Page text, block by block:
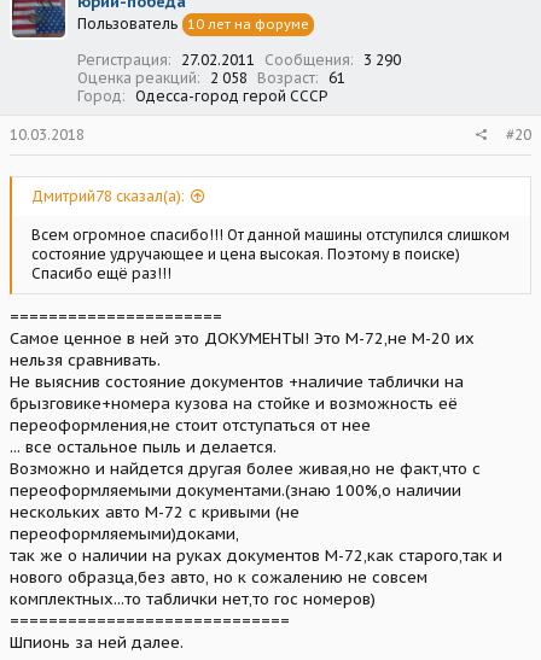
Пользователь 10 лет на форуме
Регистрация 27.02.2011 Сообщения
3 290
Оценка реакций
2 058 Возраст
61
Город
Одесса-город герой СССР
10.03.2018 #20
Дмитрий78 сказал(а):
Всем огромное спасибо!!! От данной машины отступился слишком
состояние удручающее и цена высокая. Поэтому в поиске)
Спасибо ещё раз!!!
======================
Самое ценное в ней это ДОКУМЕНТЫ! Это М-72,не М-20 их
нельзя сравнивать.
Не выяснив состояние документов +наличие таблички на
брызговике+номера кузова на стойке и возможность её
переоформления,не стоит отступаться от нее
... все остальное пыль и делается.
Возможно и найдется другая более живая,но не факт,что с
переоформляемыми документами.(знаю 100%,о наличии
нескольких авто М-72 с кривыми (не
переоформляемыми)доками,
так же о наличии на руках документов М-72,как старого,так и
нового образца,без авто, но к сожалению не совсем
комплектных...то таблички нет,то гос номеров)
=============================
Шпионь за ней далее.